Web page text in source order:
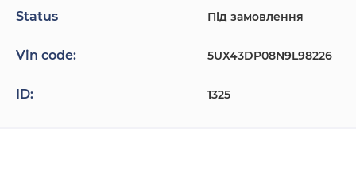
Status Під замовлення
Vin code: 5UX43DP08N9L98226
ID: 1325